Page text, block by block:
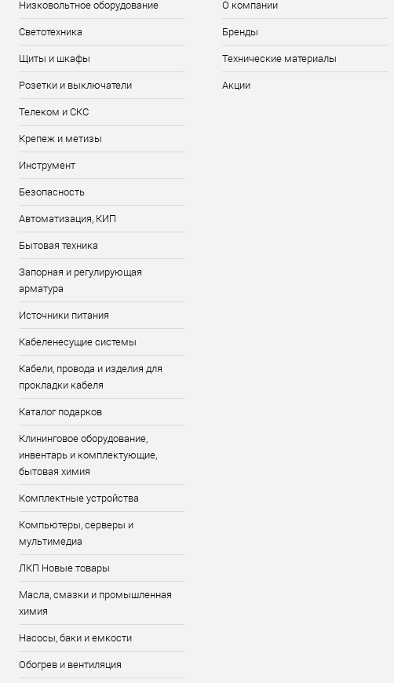
Низковольтное оборудование
Светотехника
Щиты и шкафы
Розетки и выключатели
Телеком и СКС
Крепеж и метизы
Инструмент
Безопасность
Автоматизация, КИП
Бытовая техника
Запорная и регулирующая
арматура
Источники питания
Кабеленесущие системы
Кабели, провода и изделия для
прокладки кабеля
Каталог подарков
Клининговое оборудование,
инвентарь и комплектующие,
бытовая химия
Комплектные устройства
Компьютеры, серверы и
мультимедиа
ЛКП Новые товары
Масла, смазки и промышленная
химия
Насосы, баки и емкости
Обогрев и вентиляция
О компании
Бренды
Технические материалы
Акции